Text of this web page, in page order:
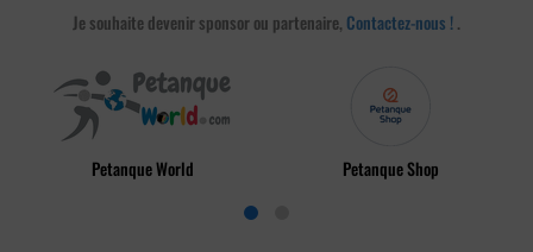
Je souhaite devenir sponsor ou partenaire, Contactez-nous !.
Petanque World Petanque Shop